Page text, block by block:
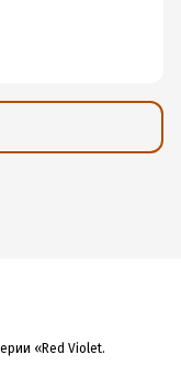
«Red Violet.